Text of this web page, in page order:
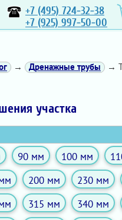
+7 (495) 724-32-38
+7 (925) 997-50-00
→ Дренажные трубы
→
участка
90 мм 100 мм
200 мм 230 мм
315 мм 340 мм